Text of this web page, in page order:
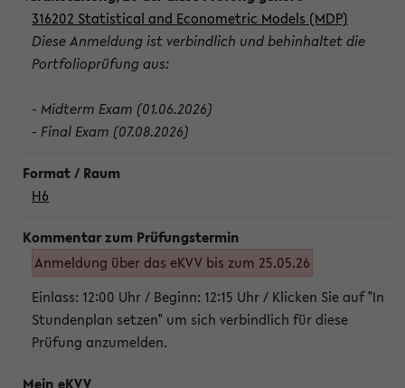
316202 Statistical and Econometric Models (MDP)
Diese Anmeldung ist verbindlich und behinhaltet die
Portfolioprüfung aus:
- Midterm Exam (01.06.2026)
- Final Exam (07.08.2026)
H6
Anmeldung über das eKVV bis zum 25.05.26
Einlass: 12:00 Uhr / Beginn: 12:15 Uhr / Klicken Sie auf "In
Stundenplan setzen" um sich verbindlich für diese
Prüfung anzumelden.